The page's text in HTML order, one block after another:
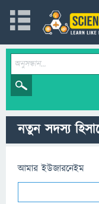
নতুন সদস্য
আমার ইউজারনেইম